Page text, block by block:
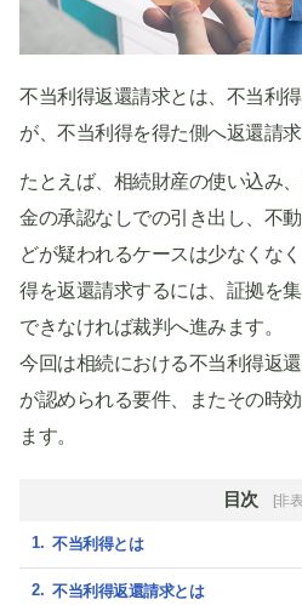
不当利得返還請求とは、不当利
が、不当利得を得た側へ返還請求
たとえば、相続財産の使い込み
金の承認なしでの引き出し、不
どが疑われるケースは少なくな
得を返還請求するには、証拠を
できなければ裁判へ進みます。
今回は相続における不当利得返
が認められる要件、またその時
ます。
目次 [非
不当利得とは
不当利得返還請求とは